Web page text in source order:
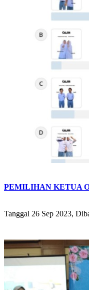
PEMILIHAN KETUA
Tanggal 26 Sep 2023,